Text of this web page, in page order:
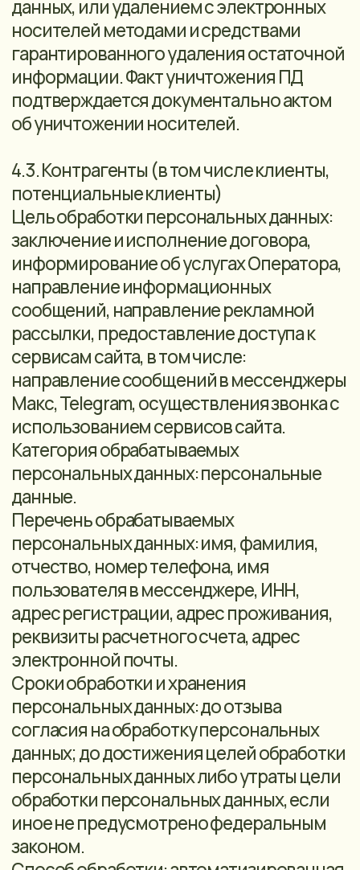
8. ХРАНЕНИЕ ПЕРСОНАЛЬНЫХ ДАННЫХ
8.1. Персональные данные субъектов
могут быть получены, проходить
дальнейшую обработку и передаваться
на хранение в электронном виде.
8.2. Персональные данные субъектов,
средств автоматизации в разных целях,
хранятся в разных папках.
8.3. Не допускается хранение и
размещение документов, содержащих
персональные данные, в открытых
электронных каталогах
(файлообменниках) в информационной
системе персональных данных.
9. МЕРЫ, ПРИНИМАЕМЫЕ
ОПЕРАТОРОМ ДЛЯ ОБЕСПЕЧЕНИЯ
БЕЗОПАСНОСТИ ПЕРСОНАЛЬНЫХ
ДАННЫХ, ОЦЕНКА ВРЕДА, КОТОРЫЙ
МОЖЕТ БЫТЬ ПРИЧИНЕН СУБЪЕКТАМ
ПЕРСОНАЛЬНЫХ ДАННЫХ
9.1. Меры, необходимые для обеспечения
безопасности обрабатываемых
оператором персональных данных,
включают:
• назначение лица, ответственного за
организацию обработки персональных
данных
• принятие локальных нормативных
актов и иных документов в области
обработки и защиты персональных
данных;
• соблюдение условий,
обеспечивающих сохранность
персональных данных и исключающих
несанкционированный доступ к ним;
• обнаружение фактов
несанкционированного доступа к
персональным данным;
• проведение методической работы с
лицами, допущенными к работе с
персональными данными;